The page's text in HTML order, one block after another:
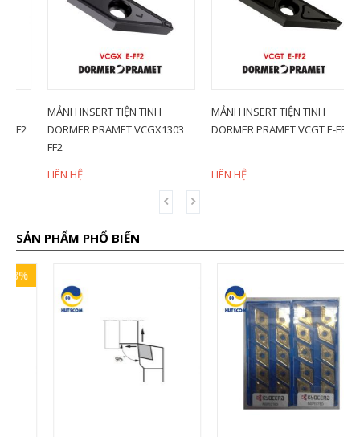
MẢNH INSERT TIỆN TINH
DORMER PRAMET VCGX1303
LIÊN HỆ
MẢNH INSERT TIỆN TINH
DORMER PRAMET VCGT E-FF2
LIÊN HỆ
SẢN PHẨM PHỔ BIẾN